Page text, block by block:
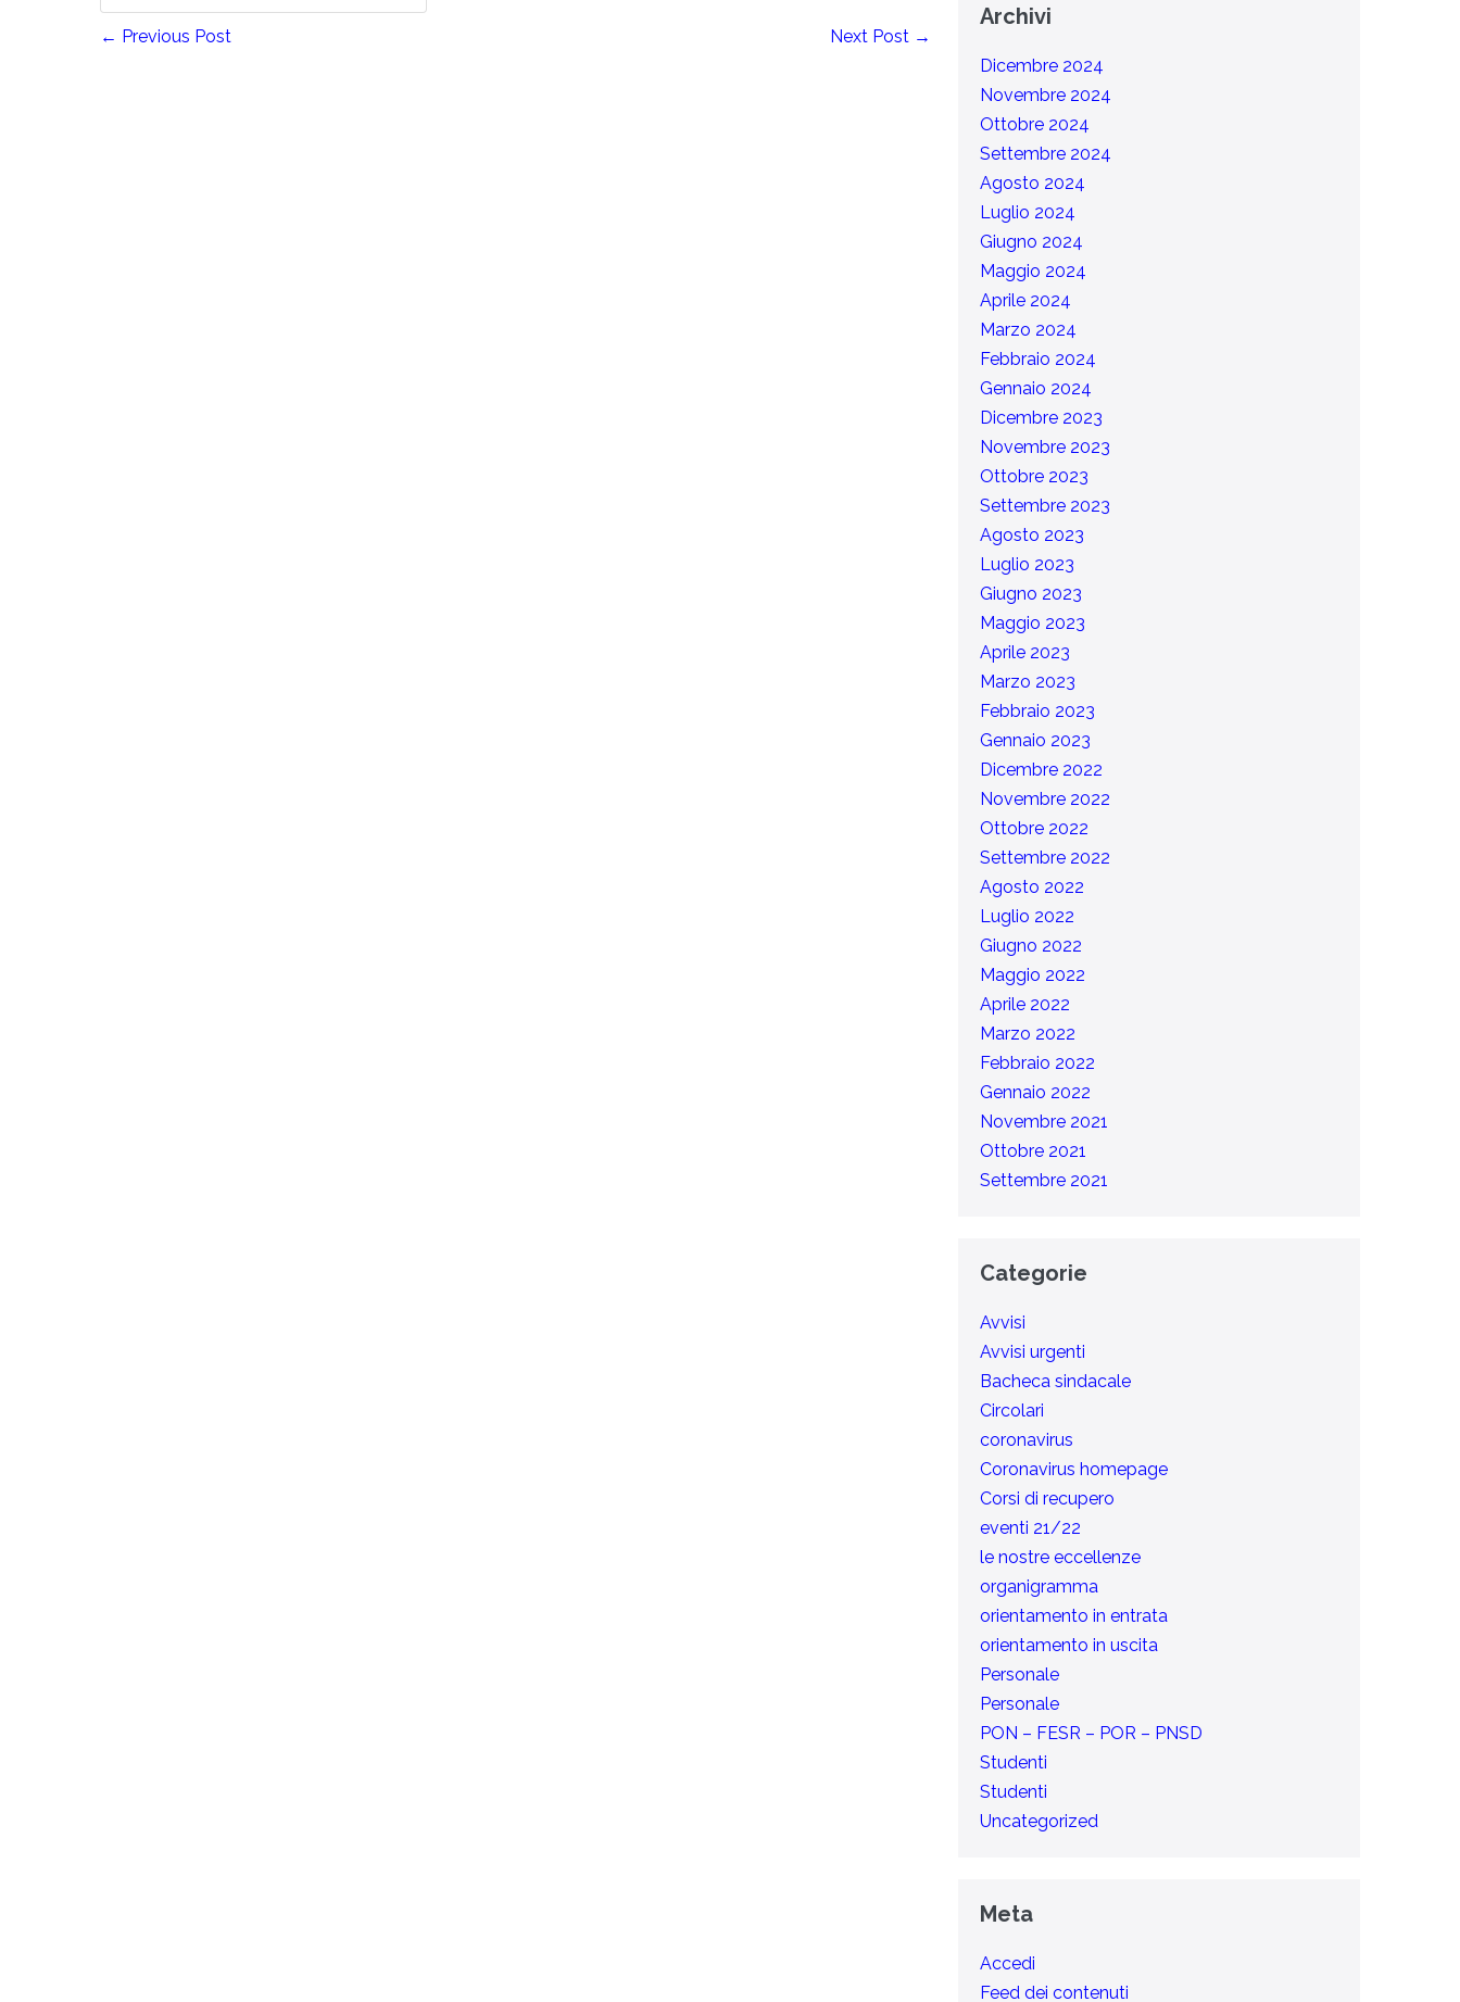
← Previous Post Next Post →
Archivi
Dicembre 2024
Novembre 2024
Ottobre 2024
Settembre 2024
Agosto 2024
Luglio 2024
Giugno 2024
Maggio 2024
Aprile 2024
Marzo 2024
Febbraio 2024
Gennaio 2024
Dicembre 2023
Novembre 2023
Ottobre 2023
Settembre 2023
Agosto 2023
Luglio 2023
Giugno 2023
Maggio 2023
Aprile 2023
Marzo 2023
Febbraio 2023
Gennaio 2023
Dicembre 2022
Novembre 2022
Ottobre 2022
Settembre 2022
Agosto 2022
Luglio 2022
Giugno 2022
Maggio 2022
Aprile 2022
Marzo 2022
Febbraio 2022
Gennaio 2022
Novembre 2021
Ottobre 2021
Settembre 2021
Categorie
Avvisi
Avvisi urgenti
Bacheca sindacale
Circolari
coronavirus
Coronavirus homepage
Corsi di recupero
eventi 21/22
le nostre eccellenze
organigramma
orientamento in entrata
orientamento in uscita
Personale
Personale
PON – FESR – POR – PNSD
Studenti
Studenti
Uncategorized
Meta
Accedi
Feed dei contenuti